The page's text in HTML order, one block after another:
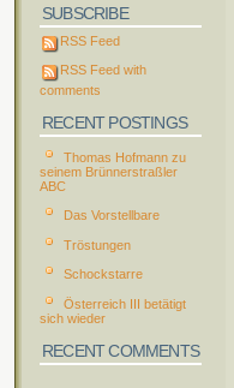
SUBSCRIBE
RSS Feed
RSS Feed with
comments
RECENT POSTINGS
Thomas Hofmann zu
seinem Brünnerstraßler
ABC
Das Vorstellbare
Tröstungen
Schockstarre
Österreich III betätigt
sich wieder
RECENT COMMENTS